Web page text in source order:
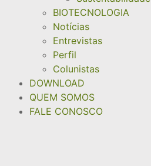
BIOTECNOLOGIA
Notícias
Entrevistas
Perfil
Colunistas
DOWNLOAD
QUEM SOMOS
FALE CONOSCO